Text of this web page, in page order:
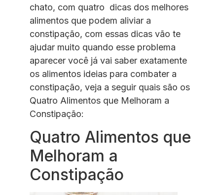
chato, com quatro dicas dos melhores
alimentos que podem aliviar a
constipação, com essas dicas vão te
ajudar muito quando esse problema
aparecer você já vai saber exatamente
os alimentos ideias para combater a
constipação, veja a seguir quais são os
Quatro Alimentos que Melhoram a
Constipação:
Quatro Alimentos que
Melhoram a
Constipação